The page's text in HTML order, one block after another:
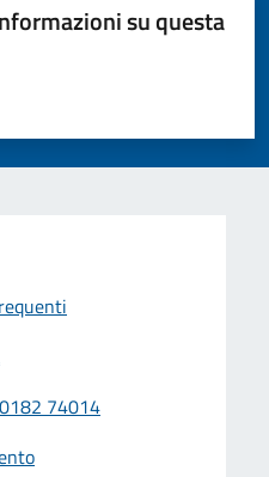
su questa
su 5
74014